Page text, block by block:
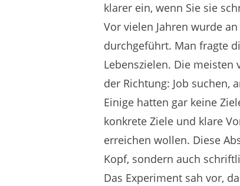
klarer ein, wenn Sie sie
Vor vielen Jahren wurde
durchgeführt. Man fragte
Lebenszielen. Die meisten
der Richtung: Job suchen,
Einige hatten gar keine
konkrete Ziele und klare
erreichen wollen. Diese
Kopf, sondern auch
Das Experiment sah vor,